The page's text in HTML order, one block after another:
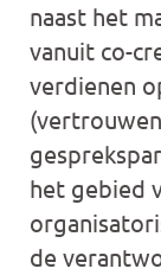
naast het
vanuit co-
verdienen
het gebied
de